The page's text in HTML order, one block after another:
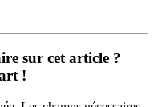
sur cet article ?
!